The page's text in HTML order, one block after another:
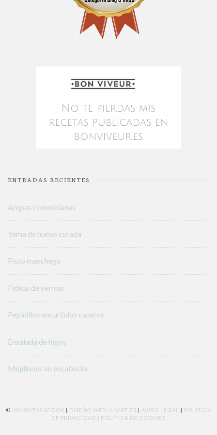
ENTRADAS RECIENTES
Arepas colombianas
Yema de huevo curada
Pisto manchego
Fideus de vermar
Pepinillos encurtidos caseros
Ensalada de higos
Mejillones en escabeche
© MAMISTARSCOOK DISEÑO WEB: LIVIRE.ES AVISO LEGAL
POLÍTICA
DE PRIVACIDAD
POLÍTICA DE COOKIES